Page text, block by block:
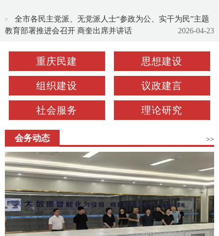
全市各民主党派、无党派人士“参政为公、实干为民”主题
教育部署推进会召开 商奎出席并讲话
2026-04-23
重庆民建 思想建设
组织建设 议政建言
社会服务 理论研究
会务动态 >>